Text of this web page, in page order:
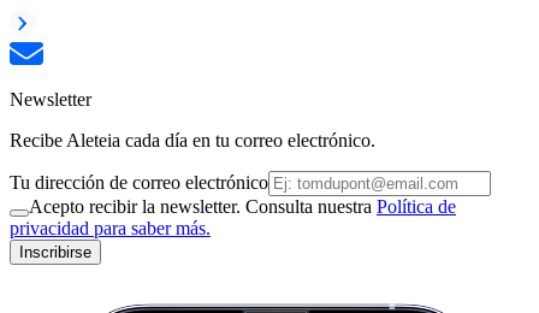
Newsletter
Recibe Aleteia cada día en tu correo electrónico.
Tu dirección de correo electrónico
Acepto recibir la newsletter. Consulta nuestra Política de
privacidad para saber más.
Inscribirse